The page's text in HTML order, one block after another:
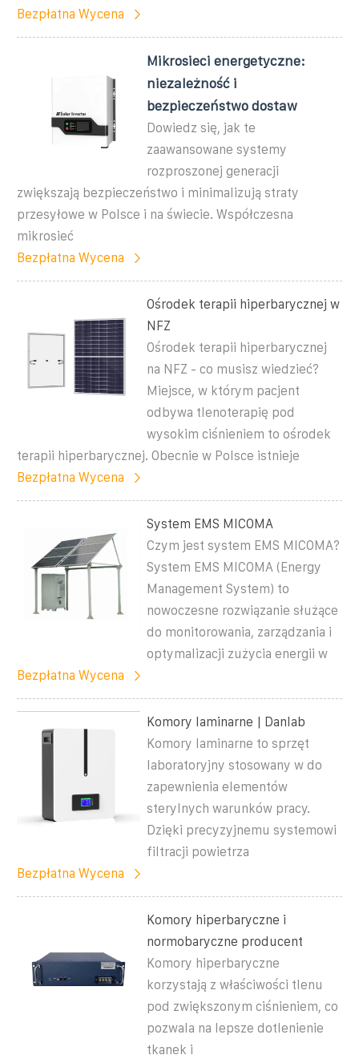
Bezpłatna Wycena
Mikrosieci energetyczne:
niezależność i
bezpieczeństwo dostaw
Dowiedz się, jak te
zaawansowane systemy
rozproszonej generacji
zwiększają bezpieczeństwo i minimalizują straty
przesyłowe w Polsce i na świecie. Współczesna
mikrosieć
Bezpłatna Wycena
Ośrodek terapii hiperbarycznej w
NFZ
Ośrodek terapii hiperbarycznej
na NFZ - co musisz wiedzieć?
Miejsce, w którym pacjent
odbywa tlenoterapię pod
wysokim ciśnieniem to ośrodek
terapii hiperbarycznej. Obecnie w Polsce istnieje
Bezpłatna Wycena
System EMS MICOMA
Czym jest system EMS MICOMA?
System EMS MICOMA (Energy
Management System) to
nowoczesne rozwiązanie służące
do monitorowania, zarządzania i
optymalizacji zużycia energii w
Bezpłatna Wycena
Komory laminarne | Danlab
Komory laminarne to sprzęt
laboratoryjny stosowany w do
zapewnienia elementów
sterylnych warunków pracy.
Dzięki precyzyjnemu systemowi
filtracji powietrza
Bezpłatna Wycena
Komory hiperbaryczne i
normobaryczne producent
Komory hiperbaryczne
korzystają z właściwości tlenu
pod zwiększonym ciśnieniem, co
pozwala na lepsze dotlenienie
tkanek i